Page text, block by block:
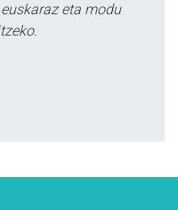
eta modu